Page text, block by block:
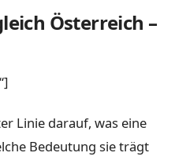
Österreich –
Linie darauf, was eine
Bedeutung sie trägt